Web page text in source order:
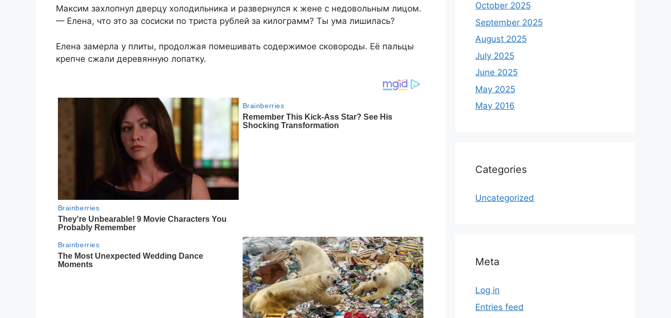
Максим захлопнул дверцу холодильника и развернулся к жене с недовольным лицом.
— Елена, что это за сосиски по триста рублей за килограмм? Ты ума лишилась?
Елена замерла у плиты, продолжая помешивать содержимое сковороды. Её пальцы
крепче сжали деревянную лопатку.
October 2025
September 2025
August 2025
July 2025
June 2025
May 2025
May 2016
Categories
Uncategorized
Meta
Log in
Entries feed